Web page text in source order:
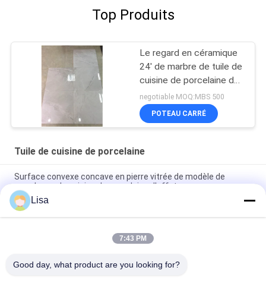
Top Produits
Le regard en céramique
24' de marbre de tuile de
cuisine de porcelaine de
Digital X 24' a glacé
l'appui de mur
negotiable MOQ:MBS 500
POTEAU CARRÉ
Tuile de cuisine de porcelaine
Surface convexe concave en pierre vitrée de modèle de
carrelages de cuisine de porcelaine d'effet
Certificat en pierre de la CE de carreau de céramique
tuile/24x24 de cuisine de porcelaine de nature
Mur résistant de cuisine de tuile de cuisine de porcelaine de
Lisa
7:43 PM
Good day, what product are you looking for?